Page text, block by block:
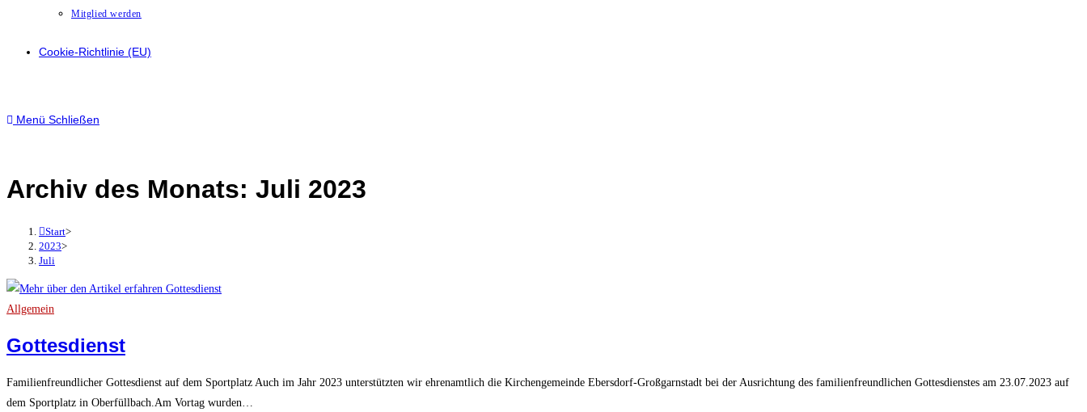
Mitglied werden
Cookie-Richtlinie (EU)
Menü Schließen
Archiv des Monats: Juli 2023
Start>
2023>
Juli
Allgemein
Gottesdienst
Familienfreundlicher Gottesdienst auf dem Sportplatz Auch im Jahr 2023 unterstützten wir ehrenamtlich die Kirchengemeinde Ebersdorf-Großgarnstadt bei der Ausrichtung des familienfreundlichen Gottesdienstes am 23.07.2023 auf
dem Sportplatz in Oberfüllbach.Am Vortag wurden…